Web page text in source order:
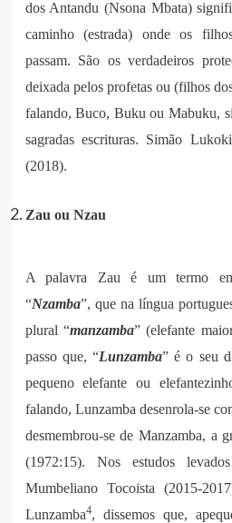
dos Antandu (Nsona Mbata)
caminho (estrada) onde os
passam. São os verdadeiros
deixada pelos profetas ou (filhos
falando, Buco, Buku ou Mabuku,
sagradas escrituras. Simão
(2018).
Zau ou Nzau
A palavra Zau é um termo
“Nzamba”, que na língua
plural “manzamba” (elefante
passo que, “Lunzamba” é o seu
pequeno elefante ou
falando, Lunzamba desenrola-se
desmembrou-se de Manzamba, a
(1972:15). Nos estudos
Mumbeliano Tocoista (2015-
Lunzamba4, dissemos que,